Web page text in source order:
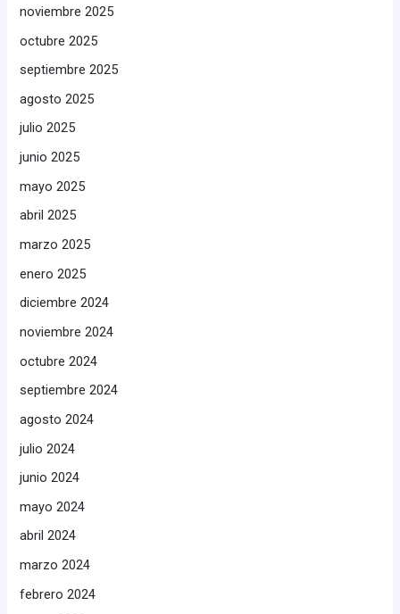
noviembre 2025
octubre 2025
septiembre 2025
agosto 2025
julio 2025
junio 2025
mayo 2025
abril 2025
marzo 2025
enero 2025
diciembre 2024
noviembre 2024
octubre 2024
septiembre 2024
agosto 2024
julio 2024
junio 2024
mayo 2024
abril 2024
marzo 2024
febrero 2024